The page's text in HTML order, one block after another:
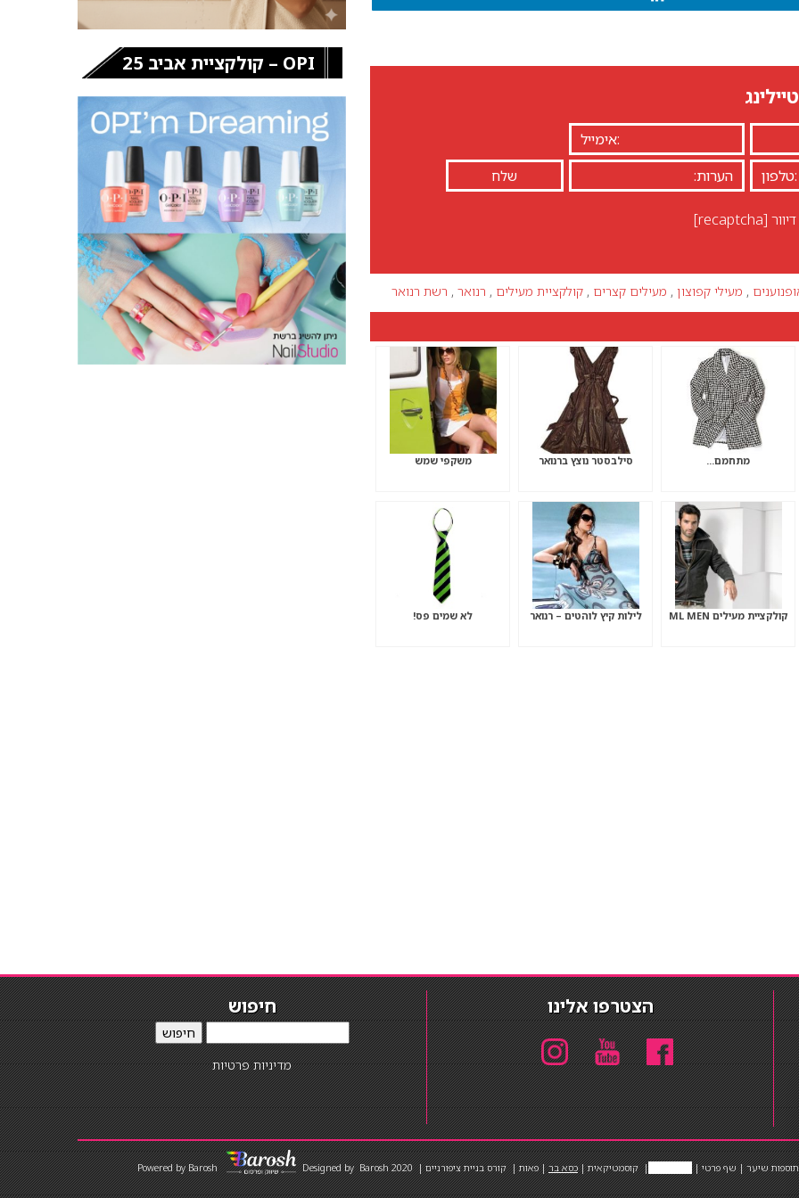
[recaptcha]
, מעילי קפוצון , מעילים קצרים , קולקציית מעילים , רנואר , רשת רנואר
מתחמם… סילבסטר נוצץ ברנואר משקפי שמש
קולקציית מעילים ML MEN לילות קיץ לוהטים – רנואר לא שמים פס!
OPI – קולקציית אביב 25
הצטרפו אלינו חיפוש
חיפוש
מדיניות פרטיות
תוספות שיער|שף פרטי|
|קוסמטיקאית|כסא בר|פאות|קורס בניית ציפורניים|
Powered by Barosh
Designed byBarosh 2020